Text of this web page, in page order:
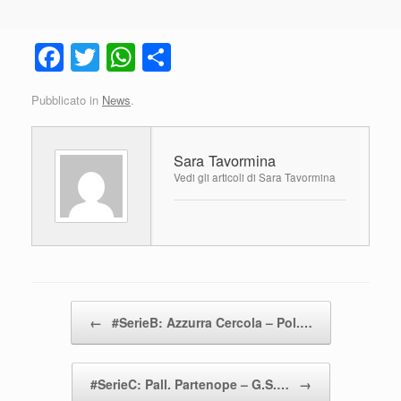
F
a
c
e
b
o
o
k
T
wi
tt
er
W
vi
di
Pubblicato in News.
Sara Tavormina
Vedi gli articoli di Sara Tavormina
← #SerieB: Azzurra Cercola – Pol.…
#SerieC: Pall. Partenope – G.S.… →